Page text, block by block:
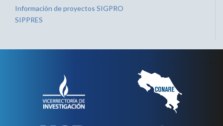
Información de proyectos SIGPRO
SIPPRES